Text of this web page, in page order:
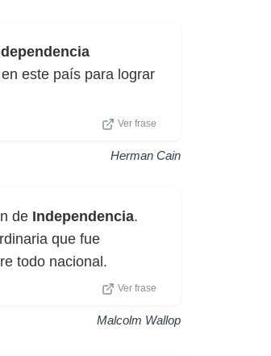
este país para lograr
Ver frase
Herman Cain
de Independencia.
que fue
todo nacional.
Ver frase
Malcolm Wallop